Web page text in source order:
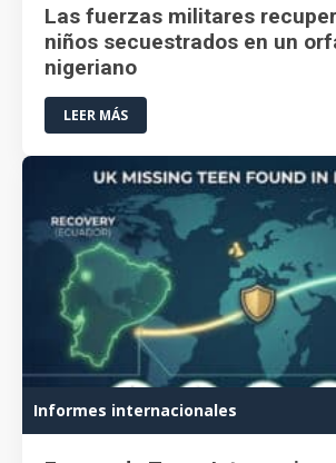
Las fuerzas militares
niños secuestrados en un
nigeriano
LEER MÁS
Informes internacionales